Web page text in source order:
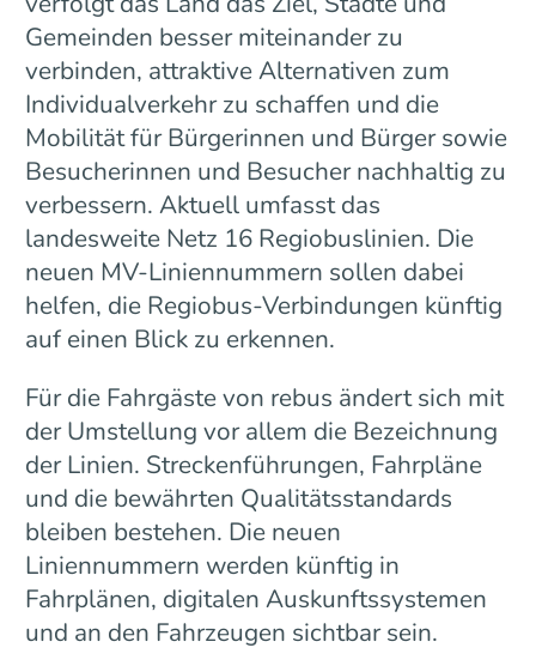
Gemeinden besser miteinander zu
verbinden, attraktive Alternativen zum
Individualverkehr zu schaffen und die
Mobilität für Bürgerinnen und Bürger sowie
Besucherinnen und Besucher nachhaltig zu
verbessern. Aktuell umfasst das
landesweite Netz 16 Regiobuslinien. Die
neuen MV-Liniennummern sollen dabei
helfen, die Regiobus-Verbindungen künftig
auf einen Blick zu erkennen.
Für die Fahrgäste von rebus ändert sich mit
der Umstellung vor allem die Bezeichnung
der Linien. Streckenführungen, Fahrpläne
und die bewährten Qualitätsstandards
bleiben bestehen. Die neuen
Liniennummern werden künftig in
Fahrplänen, digitalen Auskunftssystemen
und an den Fahrzeugen sichtbar sein.